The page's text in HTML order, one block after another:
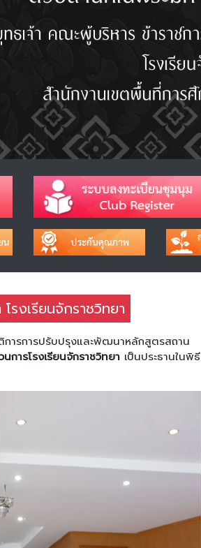
งเรียนจักราชวิทยา
รการปรับปรุงและพัฒนาหลักสูตรสถาน
ารโรงเรียนจักราชวิทยา เป็นประธานในพิธี